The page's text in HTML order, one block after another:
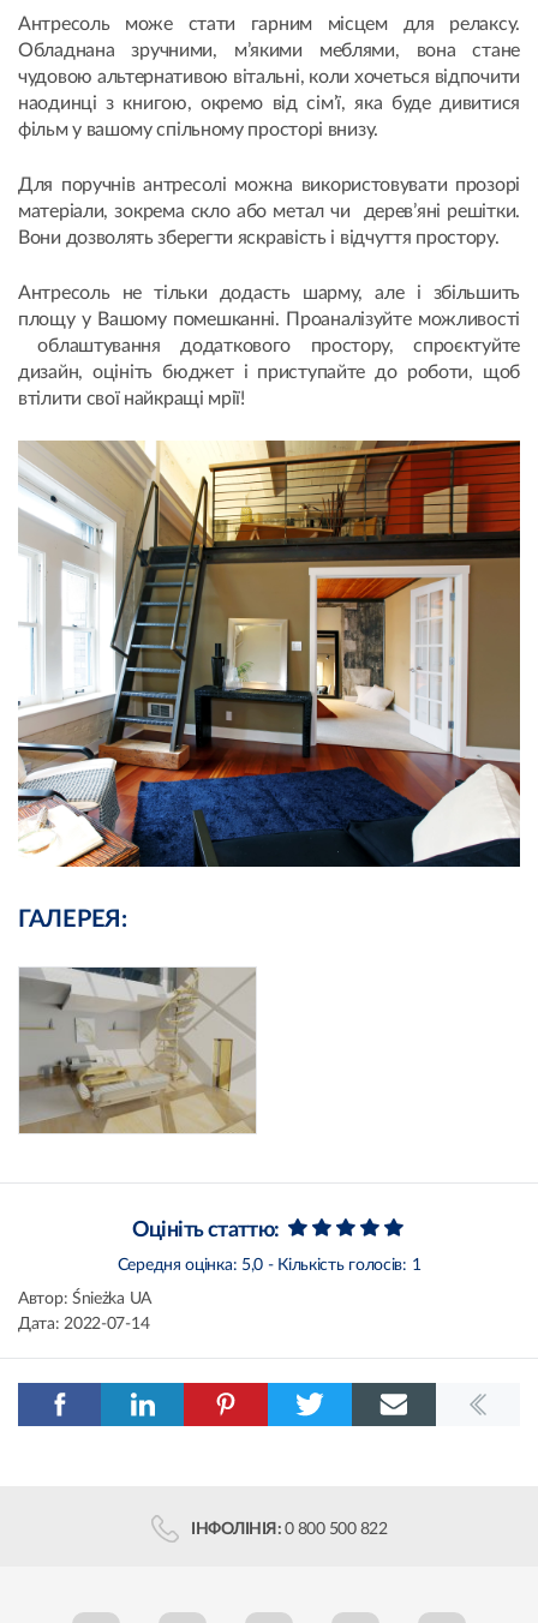
Антресоль може стати гарним місцем для релаксу.
Обладнана зручними, м’якими меблями, вона стане
чудовою альтернативою вітальні, коли хочеться відпочити
наодинці з книгою, окремо від сім’ї, яка буде дивитися
фільм у вашому спільному просторі внизу.
Для поручнів антресолі можна використовувати прозорі
матеріали, зокрема скло або метал чи дерев’яні решітки.
Вони дозволять зберегти яскравість і відчуття простору.
Антресоль не тільки додасть шарму, але і збільшить
площу у Вашому помешканні. Проаналізуйте можливості
облаштування додаткового простору, спроєктуйте
дизайн, оцініть бюджет і приступайте до роботи, щоб
втілити свої найкращі мрії!
ГАЛЕРЕЯ:
Оцініть статтю:
Середня оцінка: 5,0 - Кількість голосів: 1
Автор: Śnieżka UA
Дата: 2022-07-14
ІНФОЛІНІЯ: 0 800 500 822